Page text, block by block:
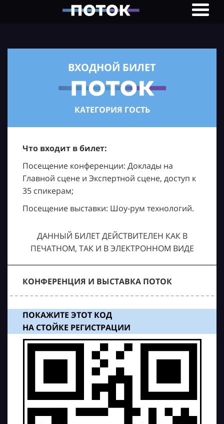
ВХОДНОЙ БИЛЕТ
КАТЕГОРИЯ ГОСТЬ
Что входит в билет:
Посещение конференции: Доклады на
Главной сцене и Экспертной сцене, доступ к
35 спикерам;
Посещение выставки: Шоу-рум технологий.
ДАННЫЙ БИЛЕТ ДЕЙСТВИТЕЛЕН КАК В
ПЕЧАТНОМ, ТАК И В ЭЛЕКТРОННОМ ВИДЕ
КОНФЕРЕНЦИЯ И ВЫСТАВКА ПОТОК
ПОКАЖИТЕ ЭТОТ КОД
НА СТОЙКЕ РЕГИСТРАЦИИ